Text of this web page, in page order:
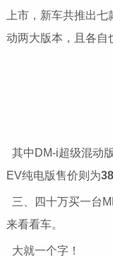
上市，新车共推出七
动两大版本，且各自
其中DM-i超级混动
EV纯电版售价则为
三、四十万买一台
来看看车。
大就一个字！